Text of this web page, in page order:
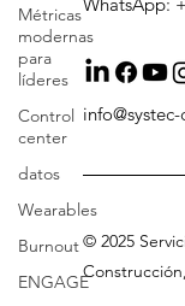
Métricas
modernas
para
líderes
Control
center
datos
Wearables
Burnout
ENGAGE
C.P. 50009,
WhatsApp:
©